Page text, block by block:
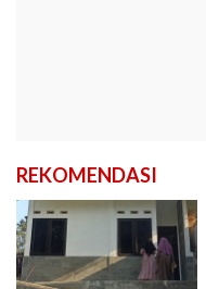
REKOMENDASI